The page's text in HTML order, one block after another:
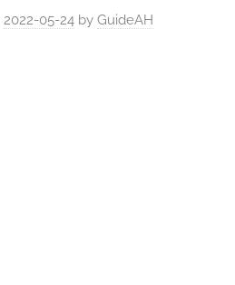
2022-05-24 by GuideAH